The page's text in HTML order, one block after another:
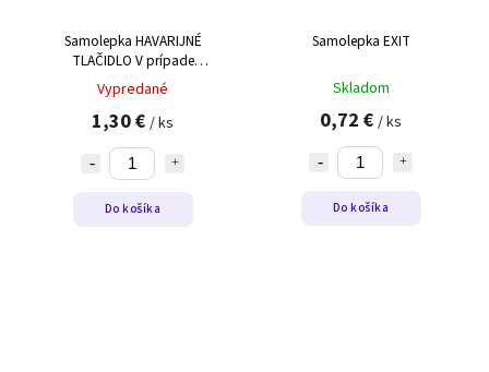
Samolepka HAVARIJNÉ
TLAČIDLO V prípade
nebezpečenstva stlač!
Vypredané
1,30 € / ks
Do košíka
Samolepka EXIT
Skladom
0,72 € / ks
Do košíka